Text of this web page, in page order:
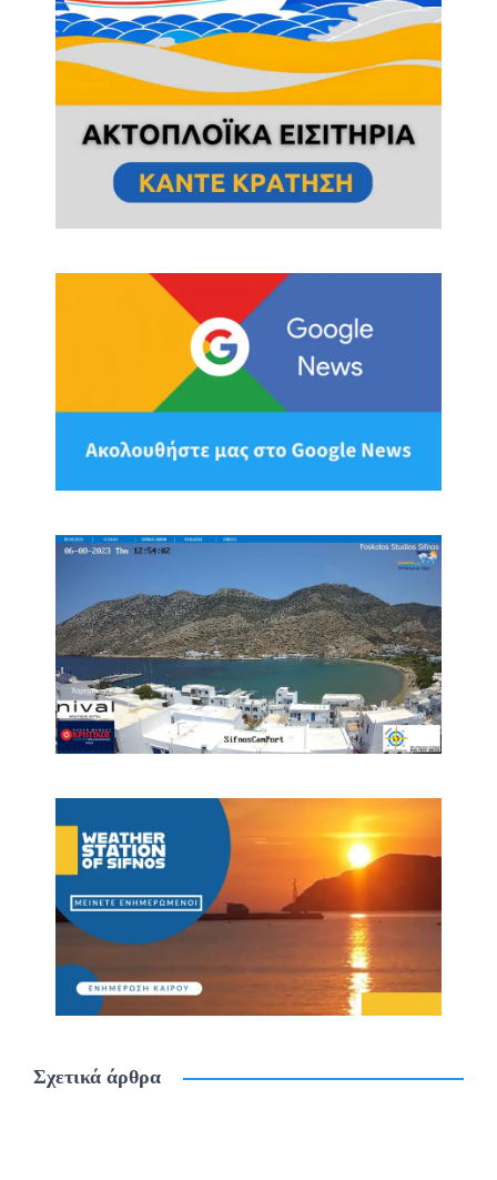
Σχετικά άρθρα